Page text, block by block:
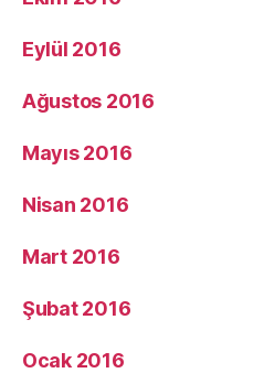
Eylül 2016
Ağustos 2016
Mayıs 2016
Nisan 2016
Mart 2016
Şubat 2016
Ocak 2016